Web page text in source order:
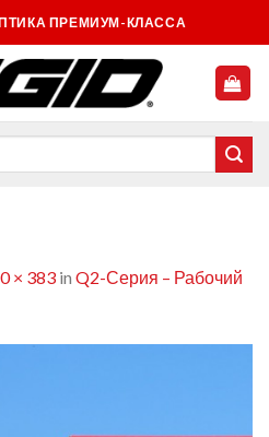
ПРЕМИУМ-КЛАССА
× 383 in Q2-Серия – Рабочий